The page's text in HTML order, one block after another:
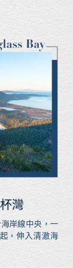
灣
岸線中央，一
，伸入清澈海